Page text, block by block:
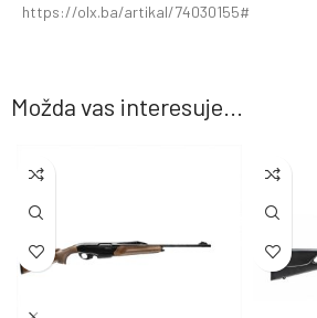
https://olx.ba/artikal/74030155#
Možda vas interesuje...